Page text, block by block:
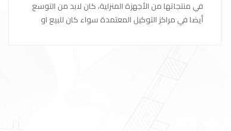
في منتجاتها من الأجهزة المنزلية، كان لابد من التوسع
أيضا في مراكز التوكيل المعتمدة سواء كان للبيع او